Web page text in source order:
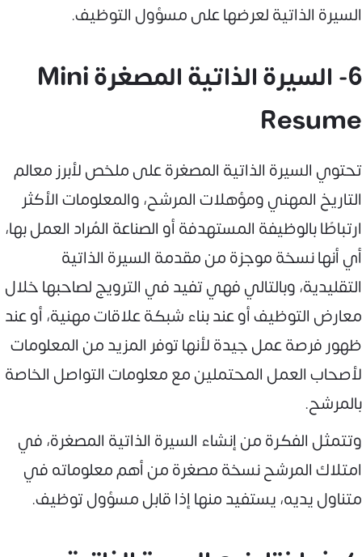
السيرة الذاتية لعرضها على مسؤول التوظيف.
6- السيرة الذاتية المصغرة Mini
Resume
تحتوي السيرة الذاتية المصغرة على ملخص لأبرز معالم
التاريخ المهني ومؤهلات المرشح، والمعلومات الأكثر
ارتباطًا بالوظيفة المستهدفة أو الصناعة المُراد العمل بها،
أي أنها نسخة موجزة من مقدمة السيرة الذاتية
التقليدية، وبالتالي فهي تفيد في الترويج لصاحبها خلال
معارض التوظيف أو عند بناء شبكة علاقات مهنية، أو عند
ظهور فرصة عمل جيدة لأنها توفر المزيد من المعلومات
لأصحاب العمل المحتملين مع معلومات التواصل الخاصة
بالمرشح.
وتتمثل الفكرة من إنشاء السيرة الذاتية المصغرة، في
امتلاك المرشح نسخة مصغرة من أهم معلوماته في
متناول يديه، يستفيد منها إذا قابل مسؤول توظيف.